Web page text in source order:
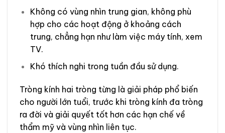
Không có vùng nhìn trung gian, không phù
hợp cho các hoạt động ở khoảng cách
trung, chẳng hạn như làm việc máy tính, xem
TV.
Khó thích nghi trong tuần đầu sử dụng.
Tròng kính hai tròng từng là giải pháp phổ biến
cho người lớn tuổi, trước khi tròng kính đa tròng
ra đời và giải quyết tốt hơn các hạn chế về
thẩm mỹ và vùng nhìn liên tục.